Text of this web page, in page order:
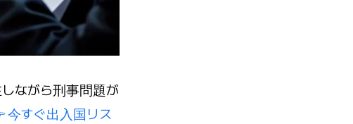
ながら刑事問題が
今すぐ出入国リス